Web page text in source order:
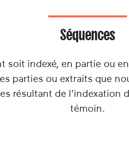
Séquences
soit indexé, en partie ou
parties ou extraits que
résultant de l'indexation
témoin.